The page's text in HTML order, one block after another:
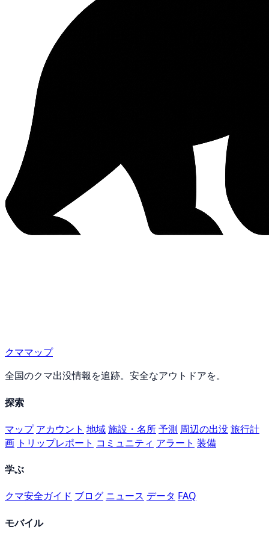
クママップ
全国のクマ出没情報を追跡。安全なアウトドアを。
探索
マップ アカウント 地域施設・名所予測 周辺の出没旅行計
画 トリップレポート コミュニティ アラート 装備
学ぶ
クマ安全ガイド ブログ ニュース データ FAQ
モバイル